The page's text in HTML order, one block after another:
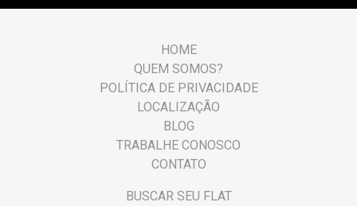
HOME
QUEM SOMOS?
POLÍTICA DE PRIVACIDADE
LOCALIZAÇÃO
BLOG
TRABALHE CONOSCO
CONTATO
BUSCAR SEU FLAT